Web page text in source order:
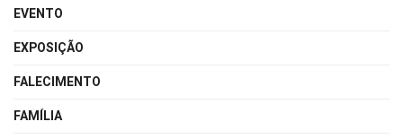
EVENTO
EXPOSIÇÃO
FALECIMENTO
FAMÍLIA